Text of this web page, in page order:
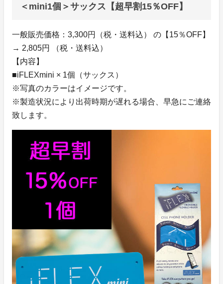
＜mini1個＞サックス【超早割15％OFF】
一般販売価格：3,300円（税・送料込） の【15％OFF】
→ 2,805円 （税・送料込）
【内容】
■iFLEXmini × 1個（サックス）
※写真のカラーはイメージです。
※製造状況により出荷時期が遅れる場合、早急にご連絡
致します。